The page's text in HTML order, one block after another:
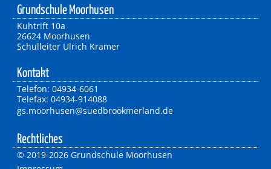
Grundschule Moorhusen
Kuhtrift 10a
26624 Moorhusen
Schulleiter Ulrich Kramer
Kontakt
Telefon: 04934-6061
Telefax: 04934-914088
gs.moorhusen@suedbrookmerland.de
Rechtliches
© 2019-2026 Grundschule Moorhusen